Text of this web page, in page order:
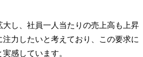
し、社員一人当たりの売上高も上昇
力したいと考えており、この要求に
感しています。